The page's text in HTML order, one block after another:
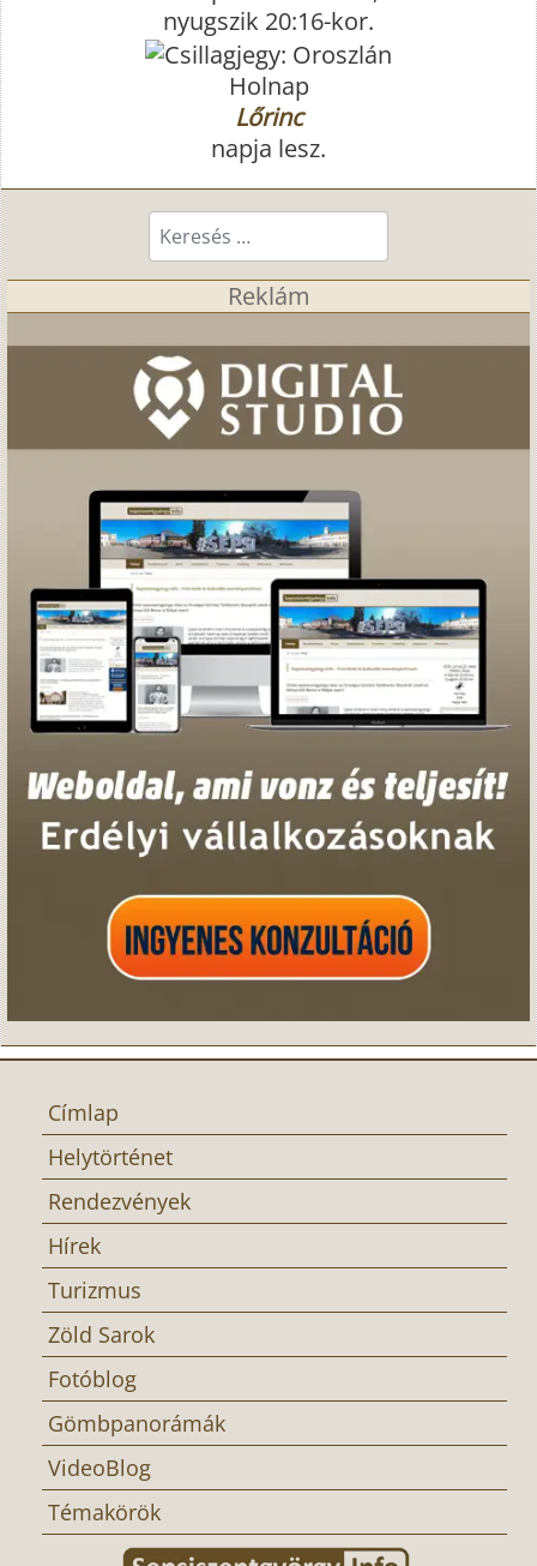
nyugszik 20:16-kor.
Holnap
Lőrinc
napja lesz.
Keresés...
Reklám
Címlap
Helytörténet
Rendezvények
Hírek
Turizmus
Zöld Sarok
Fotóblog
Gömbpanorámák
VideoBlog
Témakörök